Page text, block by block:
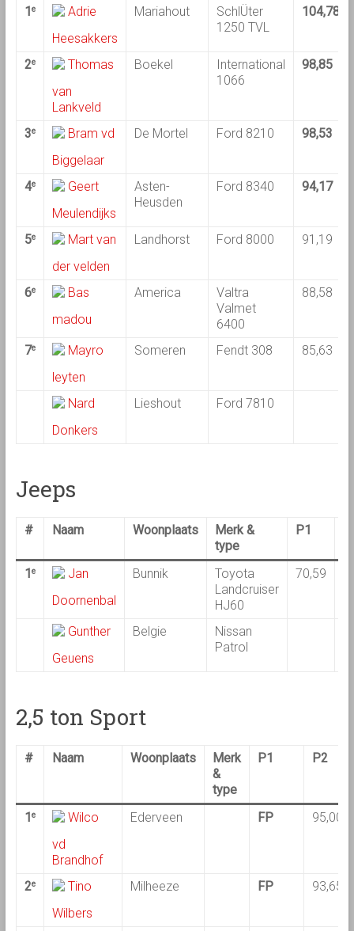
1 e
Adrie
Heesakkers
Mariahout
SchlÜter
1250 TVL
104,78
2e
Thomas
van
Lankveld
Boekel
International
1066
98,85
3e
Bram vd
Biggelaar
De Mortel Ford 8210 98,53
4e
Geert
Meulendijks
Asten-
Heusden
Ford 8340 94,17
5e
Mart van
der velden
Landhorst Ford 8000 91,19
6e
Bas
madou
America
Valtra
Valmet
6400
88,58
7e
Mayro
leyten
Someren Fendt 308 85,63
Nard
Donkers
Lieshout Ford 7810
Jeeps
# Naam Woonplaats
Merk &
type
P1
1 e
Jan
Doornenbal
Bunnik
Toyota
Landcruiser
HJ60
70,59
Gunther
Geuens
Belgie
Nissan
Patrol
2,5 ton Sport
# Naam Woonplaats
Merk
&
type
P1 P2
1 e
Wilco
vd
Brandhof
Ederveen FP 95,00
2e
Tino
Wilbers
Milheeze FP 93,65